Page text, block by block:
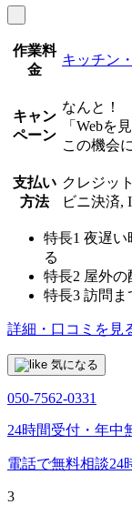
作業料
金
キッチン
キャン
ペーン
なんと！
「Webを
この機会
支払い
方法
クレジッ
ビニ決済,
特長1 夜遅い
る
特長2 屋外
特長3 訪問ま
詳細・口コミを見
気になる
050-7562-0331
24時間受付・年中
電話で無料相談24
3